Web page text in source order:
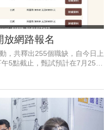
放網路報名
，共釋出255個職缺，自今日上
5點截止，甄試預計在7月25
冬表示，此次徵才活動有52個